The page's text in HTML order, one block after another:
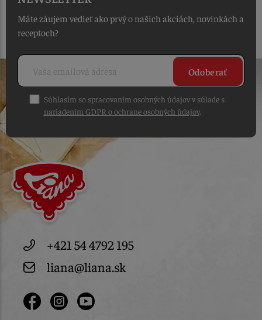
Máte záujem vedieť ako prvý o našich akciách, novinkách a
receptoch?
Odoberať
Súhlasím so spracovaním osobných údajov v súlade s
nariadením GDPR o ochrane osobných údajov.
+421 54 4792 195
liana@liana.sk